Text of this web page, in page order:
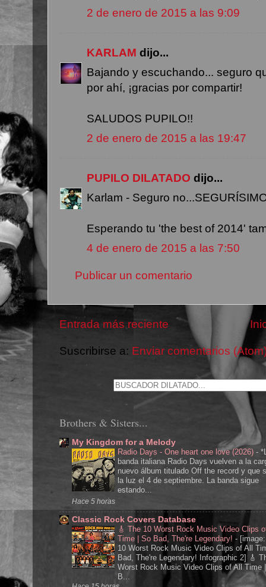
2 de enero de 2015 a las 9:09
KARLAM dijo...
Bajando y escuchando... seguro
por ahí, ¡gracias por compartir!
SALUDOS PUPILO!!
2 de enero de 2015 a las 19:47
PUPILO DILATADO dijo...
Karlam - Seguro
Esperando tu 'the best of 2014'
4 de enero de 2015 a las 7:50
Publicar un comentario
Entrada más reciente
Suscribirse a: Enviar comentarios
Brothers & Sisters...
My Kingdom for a Melody
Radio Days - One heart one love (2026) -
banda italiana Radio Days vuelven a la
nuevo álbum titulado Off the record y que
la luz el 4 de septiembre. La banda sigue
estando...
Hace 5 horas
Classic Rock Covers Database
🎸 The 10 Worst Rock Music Video Clips
Time | So Bad, The're Legendary! -
10 Worst Rock Music Video Clips of All
Bad, The're Legendary! Infographic 2] 🎸
Worst Rock Music Video Clips of All Time
B...